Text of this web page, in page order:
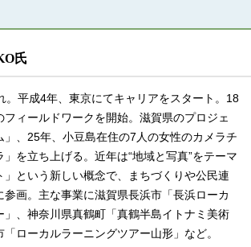
氏
。平成4年、東京にてキャリアをスタート。18
フィールドワークを開始。滋賀県のプロジェ
」、25年、小豆島在住の7人の女性のカメラチ
を立ち上げる。近年は“地域と写真”をテーマ
」という新しい概念で、まちづくりや公民連
参画。主な事業に滋賀県長浜市「長浜ローカ
」、神奈川県真鶴町「真鶴半島イトナミ美術
ローカルラーニングツアー山形」など。